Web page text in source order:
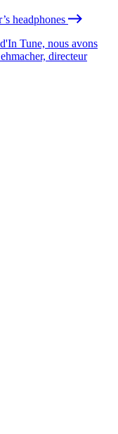
headphones
Tune, nous avons
directeur